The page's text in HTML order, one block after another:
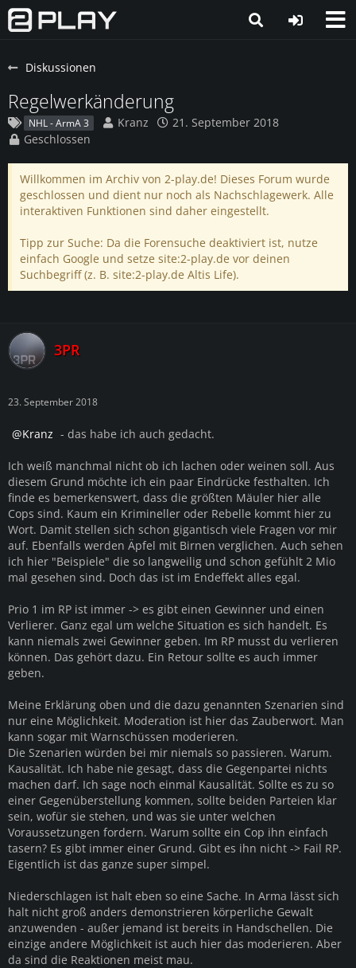
Diskussionen
Regelwerkänderung
NHL - ArmA 3 Kranz
21. September 2018
Geschlossen
Willkommen im Archiv von 2-play.de! Dieses Forum wurde
geschlossen und dient nur noch als Nachschlagewerk. Alle
interaktiven Funktionen sind daher eingestellt.
Tipp zur Suche: Da die Forensuche deaktiviert ist, nutze
einfach Google und setze site:2-play.de vor deinen
Suchbegriff (z. B. site:2-play.de Altis Life).
3PR
23. September 2018
Kranz - das habe ich auch gedacht.
Ich weiß manchmal nicht ob ich lachen oder weinen soll. Aus
diesem Grund möchte ich ein paar Eindrücke festhalten. Ich
finde es bemerkenswert, dass die größten Mäuler hier alle
Cops sind. Kaum ein Krimineller oder Rebelle kommt hier zu
Wort. Damit stellen sich schon gigantisch viele Fragen vor mir
auf. Ebenfalls werden Äpfel mit Birnen verglichen. Auch sehen
ich hier "Beispiele" die so langweilig und schon gefühlt 2 Mio
mal gesehen sind. Doch das ist im Endeffekt alles egal.
Prio 1 im RP ist immer -> es gibt einen Gewinner und einen
Verlierer. Ganz egal um welche Situation es sich handelt. Es
kann niemals zwei Gewinner geben. Im RP musst du verlieren
können. Das gehört dazu. Ein Retour sollte es auch immer
geben.
Meine Erklärung oben und die dazu genannten Szenarien sind
nur eine Möglichkeit. Moderation ist hier das Zauberwort. Man
kann sogar mit Warnschüssen moderieren.
Die Szenarien würden bei mir niemals so passieren. Warum.
Kausalität. Ich habe nie gesagt, dass die Gegenpartei nichts
machen darf. Ich sage noch einmal Kausalität. Sollte es zu so
einer Gegenüberstellung kommen, sollte beiden Parteien klar
sein, wofür sie stehen, und was sie unter welchen
Voraussetzungen fordern. Warum sollte ein Cop ihn einfach
tasern? Es gibt immer einer Grund. Gibt es ihn nicht -> Fail RP.
Eigentlich ist das ganze super simpel.
Niederschlagen ist halt eben so eine Sache. In Arma lässt sich
halt nicht groß anders demonstrieren körperliche Gewalt
anzuwenden - außer jemand ist bereits in Handschellen. Die
einzige andere Möglichkeit ist auch hier das moderieren. Aber
da sind die Reaktionen meist mau.